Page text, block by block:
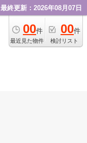
最終更新：2026年08月07日
00件
最近見た物件
00件
検討リスト